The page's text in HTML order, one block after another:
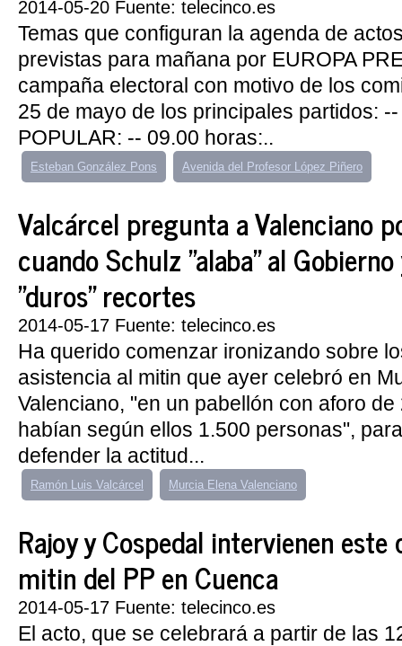
2014-05-20 Fuente: telecinco.es
Temas que configuran la agenda de
previstas para mañana por EUROPA
campaña electoral con motivo de los
25 de mayo de los principales partidos:
POPULAR: -- 09.00 horas:..
Esteban González Pons Avenida del Profesor López Piñero
Valcárcel pregunta a Valenciano
cuando Schulz "alaba" al
"duros" recortes
2014-05-17 Fuente: telecinco.es
Ha querido comenzar ironizando sobre
asistencia al mitin que ayer celebró en
Valenciano, "en un pabellón con aforo
habían según ellos 1.500 personas",
defender la actitud...
Ramón Luis Valcárcel Murcia Elena Valenciano
Rajoy y Cospedal intervienen
mitin del PP en Cuenca
2014-05-17 Fuente: telecinco.es
El acto, que se celebrará a partir de las